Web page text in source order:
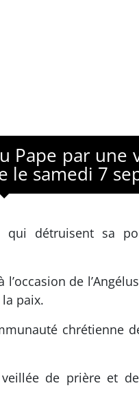
Pape par
samedi 7
détruisent sa
de
paix.
chrétienne
de prière et